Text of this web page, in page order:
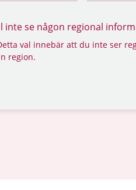
inte se någon regional
val innebär att du inte ser
region.